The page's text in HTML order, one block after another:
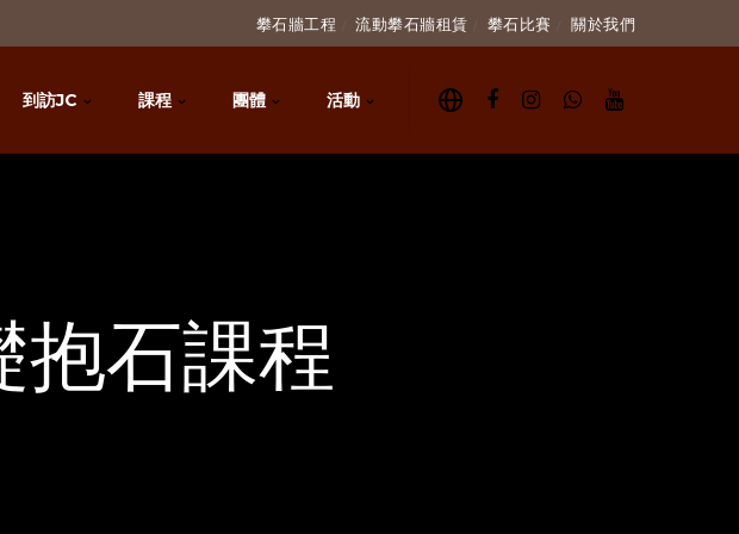
攀石牆工程 流動攀石牆租賃 攀石比賽 關於我們
到訪JC 課程 團體 活動
抱石課程